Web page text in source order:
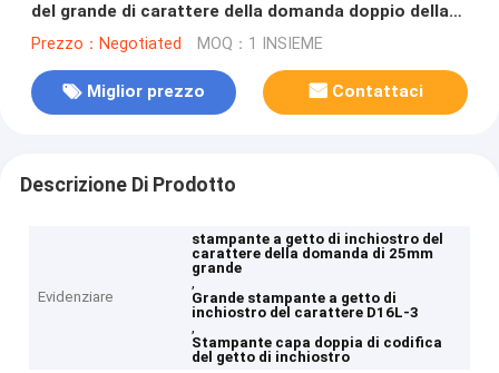
del grande di carattere della domanda doppio della
stampante a getto di inchiostro D16L-3
Prezzo：Negotiated MOQ：1 INSIEME
Miglior prezzo Contattaci
Descrizione Di Prodotto
Evidenziare
stampante a getto di inchiostro del
carattere della domanda di 25mm
grande
,
Grande stampante a getto di
inchiostro del carattere D16L-3
,
Stampante capa doppia di codifica
del getto di inchiostro